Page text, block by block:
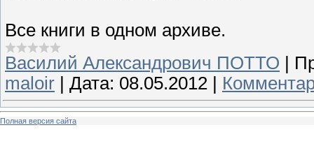
Все книги в одном архиве.
Василий Александрович ПОТТО
maloir
Дата: 08.05.2012
Полная версия сайта